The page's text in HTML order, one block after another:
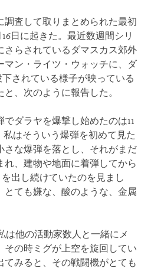
調査して取りまとめられた最初
日に起きた。最近数週間シリ
さらされているダマスカス郊外
マン・ライツ・ウォッチに、ダ
されている様子が映っている
、次のように報告した。
でダラヤを爆撃し始めたのは11
私はそういう爆弾を初めて見た
さな爆弾を落とし、それがまだ
れ、建物や地面に着弾してから
出し続けていたのを見まし
とても嫌な、酸のような、金属
は他の活動家数人と一緒にメ
その時ミグが上空を旋回してい
てみると、その戦闘機がとても